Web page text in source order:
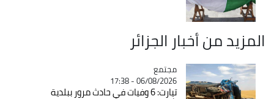
المزيد من أخبار الجزائر
Catégorie
مجتمع
06/08/2026 - 17:38
تيارت: 6 وفيات في حادث مرور ببلدية